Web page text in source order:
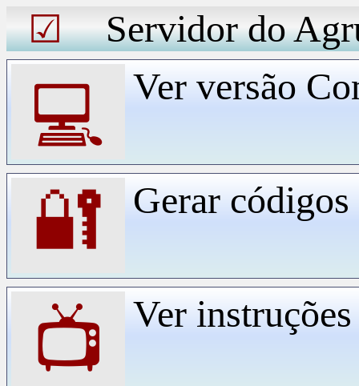
☑ Servidor do
💻 Ver versão
🔐 Gerar
📺 Ver